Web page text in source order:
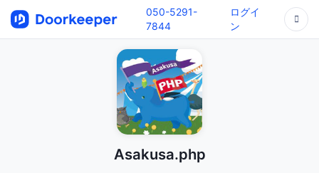
050-5291-
7844
ログイ
ン
Asakusa.php